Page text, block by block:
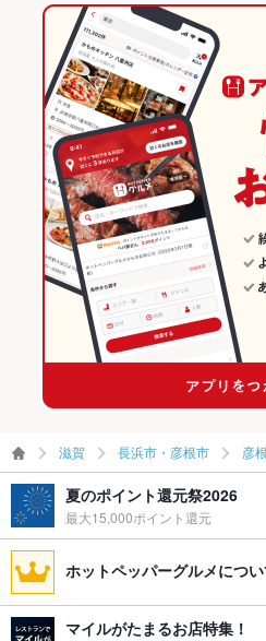
あり ：各種食べ放題コース
お子様連れ お子様連れ歓迎 ：お子様
ウェディン
グパーティ
ー二次会
承っておりません。
各種食べ放題コースをご用
お友達同士でもどうぞ♪お
滋賀 × 焼肉
長浜市・彦根市のグルメランキング
長浜市・彦根市の焼肉・ホルモンラ
彦根のグルメランキング
彦根の焼肉・ホルモンランキング
滋賀 長浜市・彦根市 彦根
夏のポイント還元祭2026
最大15,000ポイント還元
ホットペッパーグルメにつ
マイルがたまるお店特集！